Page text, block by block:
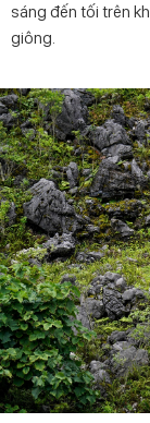
sáng đến tối trên
giông.